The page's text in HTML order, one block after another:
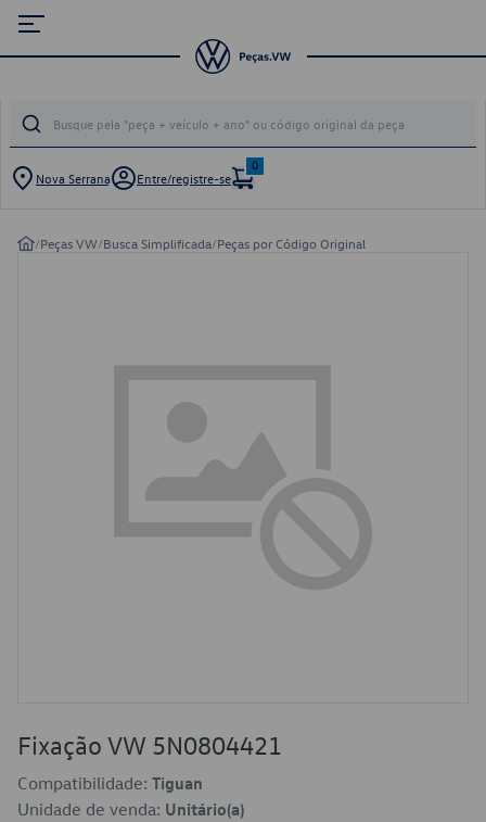
Nova Serrana Entre/registre-se
0
/Peças VW/Busca Simplificada/Peças por Código Original
Fixação VW 5N0804421
Compatibilidade: Tiguan
Unidade de venda: Unitário(a)